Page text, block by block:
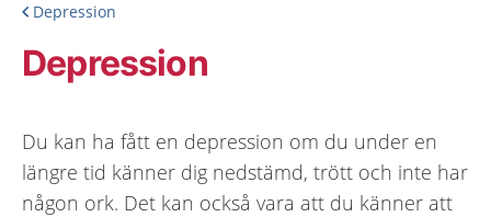
Depression
Depression
Du kan ha fått en depression om du under en
längre tid känner dig nedstämd, trött och inte har
någon ork. Det kan också vara att du känner att